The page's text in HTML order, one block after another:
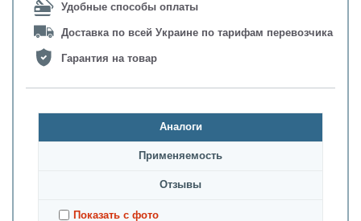
Удобные способы оплаты
Доставка по всей Украине по тарифам перевозчика
Гарантия на товар
Аналоги
Применяемость
Oтзывы
Показать с фото